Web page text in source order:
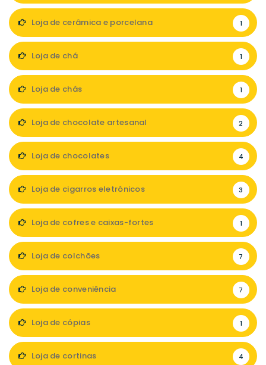
Loja de cerâmica e porcelana 1
Loja de chá 1
Loja de chás 1
Loja de chocolate artesanal 2
Loja de chocolates 4
Loja de cigarros eletrónicos 3
Loja de cofres e caixas-fortes 1
Loja de colchões 7
Loja de conveniência 7
Loja de cópias 1
Loja de cortinas 4